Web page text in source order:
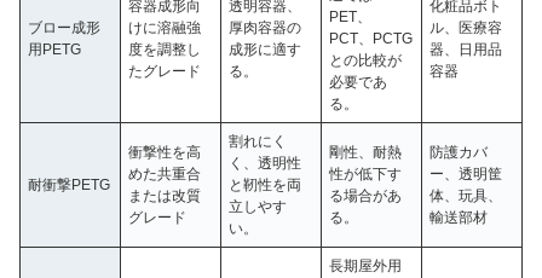
ブロー成形
用PETG
容器成形向
けに溶融強
度を調整し
たグレード
透明容器、
厚肉容器の
成形に適す
る。
PET、
PCT、PCTG
との比較が
必要であ
る。
化粧品ボト
ル、医療容
器、日用品
容器
耐衝撃PETG
衝撃性を高
めた共重合
または改質
グレード
割れにく
く、透明性
と靭性を両
立しやす
い。
剛性、耐熱
性が低下す
る場合があ
る。
防護カバ
ー、透明筐
体、玩具、
輸送部材
長期屋外用